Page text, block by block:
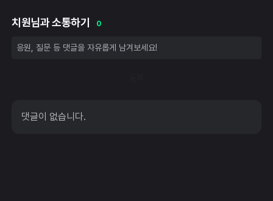
치원님과 소통하기 0
댓글이 없습니다.